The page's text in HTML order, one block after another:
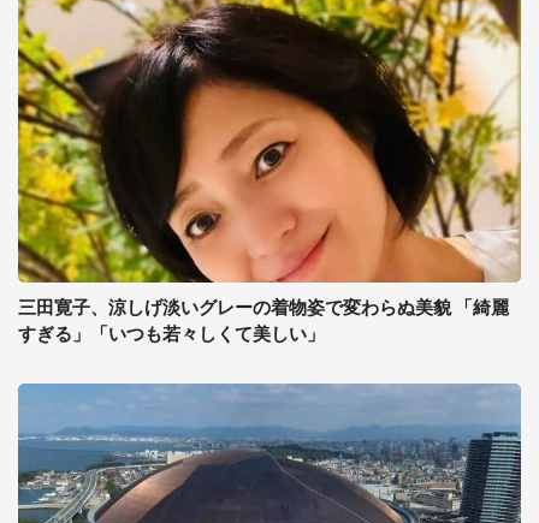
三田寛子、涼しげ淡いグレーの着物姿で変わらぬ美貌 「綺麗
すぎる」「いつも若々しくて美しい」